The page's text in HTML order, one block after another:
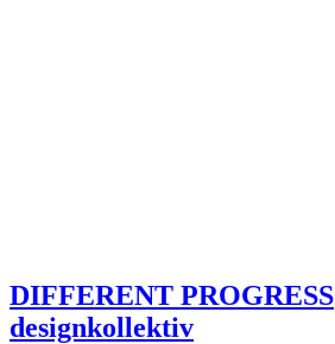
DIFFERENT PROGRESS
designkollektiv